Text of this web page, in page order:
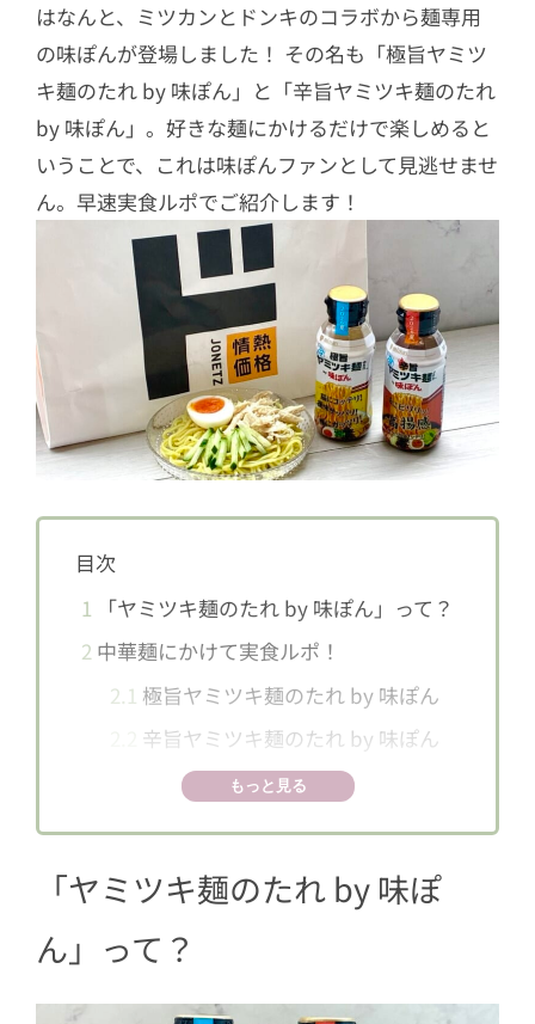
はなんと、ミツカンとドンキのコラボから麺専用
の味ぽんが登場しました！ その名も「極旨ヤミツ
キ麺のたれ by 味ぽん」と「辛旨ヤミツキ麺のたれ
by 味ぽん」。好きな麺にかけるだけで楽しめると
いうことで、これは味ぽんファンとして見逃せませ
ん。早速実食ルポでご紹介します！
目次
1
「ヤミツキ麺のたれ by 味ぽん」って？
2 中華麺にかけて実食ルポ！
2.1 極旨ヤミツキ麺のたれ by 味ぽん
辛旨ヤミツキ麺のたれ by 味ぽん
夏の冷蔵庫に常備したい「ヤミツキ麺
もっと見る
「ヤミツキ麺のたれ by 味ぽ
ん」って？